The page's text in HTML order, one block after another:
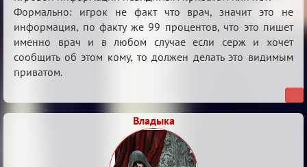
Формально: игрок не факт что врач, значит это не
информация, по факту же 99 процентов, что это пишет
именно врач и в любом случае если серж и хочет
сообщить об этом кому, то должен делать это видимым
приватом.
Владыка